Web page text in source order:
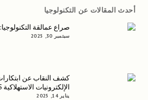
أحدث المقالات عن التكنولوجيا
صراع عمالقة
سبتمبر 30, 2025
كشف النقاب عن
الإلكترونيات الاستهلاكية 2025
يناير 14, 2025